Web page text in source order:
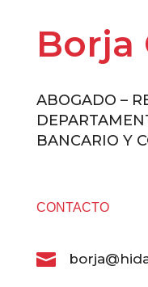
Borja
ABOGADO –
BANCARIO Y
CONTACTO
